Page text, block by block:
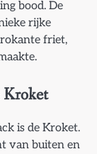
bood. De
rijke
friet,
Kroket
is de Kroket.
van buiten en